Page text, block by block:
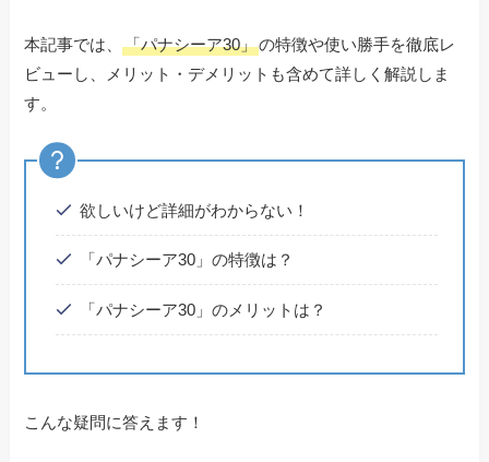
本記事では、「パナシーア30」の特徴や使い勝手を徹底レ
ビューし、メリット・デメリットも含めて詳しく解説しま
す。
欲しいけど詳細がわからない！
「パナシーア30」の特徴は？
「パナシーア30」のメリットは？
こんな疑問に答えます！